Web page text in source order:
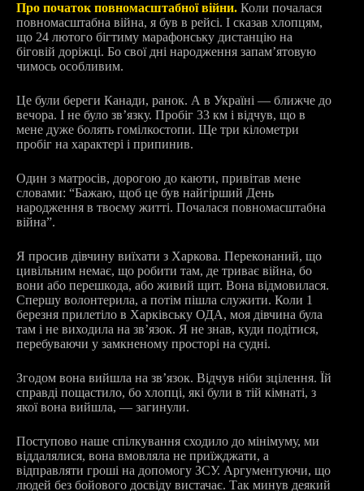
Про початок повномасштабної війни. Коли почалася
повномасштабна війна, я був в рейсі. І сказав хлопцям,
що 24 лютого бігтиму марафонську дистанцію на
біговій доріжці. Бо свої дні народження запамʼятовую
чимось особливим.
Це були береги Канади, ранок. А в Україні — ближче до
вечора. І не було звʼязку. Пробіг 33 км і відчув, що в
мене дуже болять гомілкостопи. Ще три кілометри
пробіг на характері і припинив.
Один з матросів, дорогою до каюти, привітав мене
словами: “Бажаю, щоб це був найгірший День
народження в твоєму житті. Почалася повномасштабна
війна”.
Я просив дівчину виїхати з Харкова. Переконаний, що
цивільним немає, що робити там, де триває війна, бо
вони або перешкода, або живий щит. Вона відмовилася.
Спершу волонтерила, а потім пішла служити. Коли 1
березня прилетіло в Харківську ОДА, моя дівчина була
там і не виходила на звʼязок. Я не знав, куди подітися,
перебуваючи у замкненому просторі на судні.
Згодом вона вийшла на звʼязок. Відчув ніби зцілення. Їй
справді пощастило, бо хлопці, які були в тій кімнаті, з
якої вона вийшла, — загинули.
Поступово наше спілкування сходило до мінімуму, ми
віддалялися, вона вмовляла не приїжджати, а
відправляти гроші на допомогу ЗСУ. Аргументуючи, що
людей без бойового досвіду вистачає. Так минув деякий